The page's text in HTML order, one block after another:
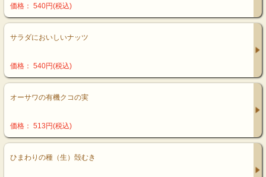
価格： 540円(税込)
サラダにおいしいナッツ
価格： 540円(税込)
オーサワの有機クコの実
価格： 513円(税込)
ひまわりの種（生）殻むき